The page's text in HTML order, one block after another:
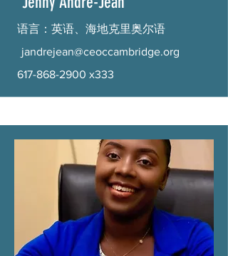
语言：英语、海地克里奥尔语
jandrejean@ceoccambridge.org
617-868-2900 x333